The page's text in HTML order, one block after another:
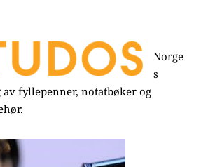
Norge
s
fyllepenner, notatbøker og